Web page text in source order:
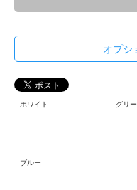
オプシ
ホワイト グリ
ブルー